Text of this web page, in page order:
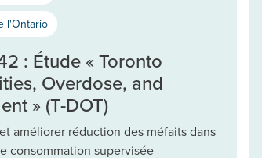
l'Ontario
: Étude « Toronto
Overdose, and
» (T-DOT)
améliorer réduction des méfaits dans
consommation supervisée